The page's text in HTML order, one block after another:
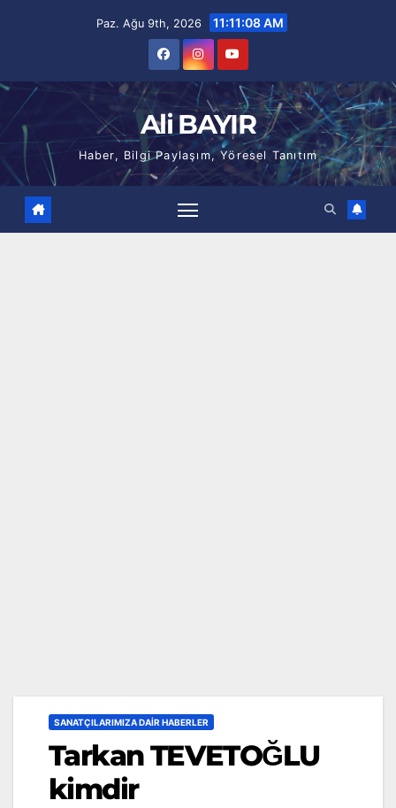
Paz. Ağu 9th, 2026 11:11:10 AM
Ali BAYIR
Haber, Bilgi Paylaşım, Yöresel Tanıtım
SANATÇILARIMIZA DAIR HABERLER
Tarkan TEVETOĞLU
kimdir